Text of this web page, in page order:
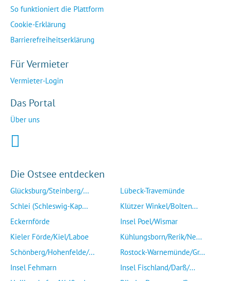
So funktioniert die Plattform
Cookie-Erklärung
Barrierefreiheitserklärung
Für Vermieter
Vermieter-Login
Das Portal
Über uns
Die Ostsee entdecken
Glücksburg/Steinberg/...
Schlei (Schleswig-Kap...
Eckernförde
Kieler Förde/Kiel/Laboe
Schönberg/Hohenfelde/...
Insel Fehmarn
Lübeck-Travemünde
Klützer Winkel/Bolten...
Insel Poel/Wismar
Kühlungsborn/Rerik/Ne...
Rostock-Warnemünde/Gr...
Insel Fischland/Darß/...